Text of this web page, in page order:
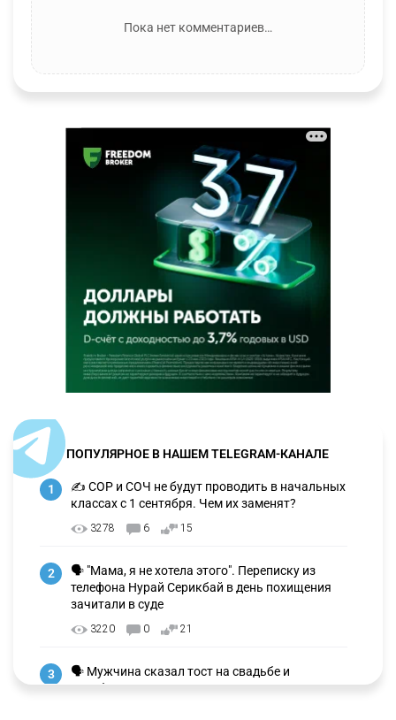
Пока нет комментариев…
ПОПУЛЯРНОЕ В НАШЕМ TELEGRAM-КАНАЛЕ
1
✍️ СОР и СОЧ не будут проводить в начальных
классах с 1 сентября. Чем их заменят?
3278 6 15
2
🗣 "Мама, я не хотела этого". Переписку из
телефона Нурай Серикбай в день похищения
зачитали в суде
3220 0 21
3
🗣 Мужчина сказал тост на свадьбе и
заработал уголовное дело